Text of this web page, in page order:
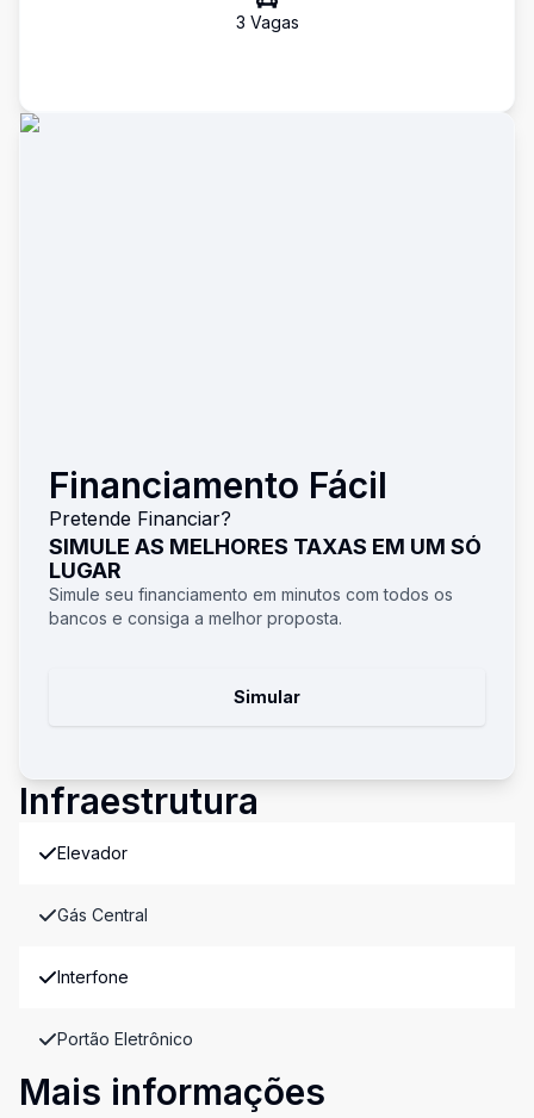
3 Vagas
Financiamento Fácil
Pretende Financiar?
SIMULE AS MELHORES TAXAS EM UM SÓ
LUGAR
Simule seu financiamento em minutos com todos os
bancos e consiga a melhor proposta.
Simular
Infraestrutura
Elevador
Gás Central
Interfone
Portão Eletrônico
Mais informações